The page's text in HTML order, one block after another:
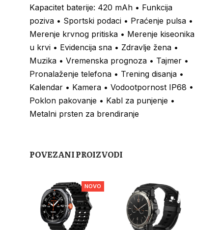
Kapacitet baterije: 420 mAh • Funkcija
poziva • Sportski podaci • Praćenje pulsa •
Merenje krvnog pritiska • Merenje kiseonika
u krvi • Evidencija sna • Zdravlje žena •
Muzika • Vremenska prognoza • Tajmer •
Pronalaženje telefona • Trening disanja •
Kalendar • Kamera • Vodootpornost IP68 •
Poklon pakovanje • Kabl za punjenje •
Metalni prsten za brendiranje
POVEZANI PROIZVODI
NOVO